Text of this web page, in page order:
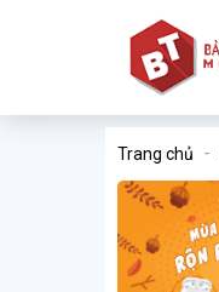
Trang chủ